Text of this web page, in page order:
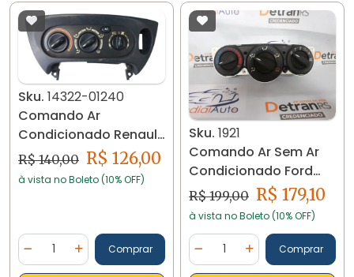
Sku. 14322-01240
Comando Ar
Condicionado Renault
Scenic Megane 1999
R$ 140,00 R$ 126,00
à vista no Boleto (10% OFF)
Diminuir Quantidade
Quantidade
Adicionar Quantidade
Comprar
Sku. 1921
Comando Ar Sem Ar
Condicionado Ford
Focus 2001 A 2008 1921
R$ 199,00 R$ 179,10
à vista no Boleto (10% OFF)
Diminuir Quantidade
Quantidade
AdicionarComprar